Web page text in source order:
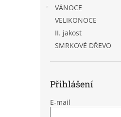
VÁNOCE
VELIKONOCE
II. jakost
SMRKOVÉ DŘEVO
Přihlášení
E-mail